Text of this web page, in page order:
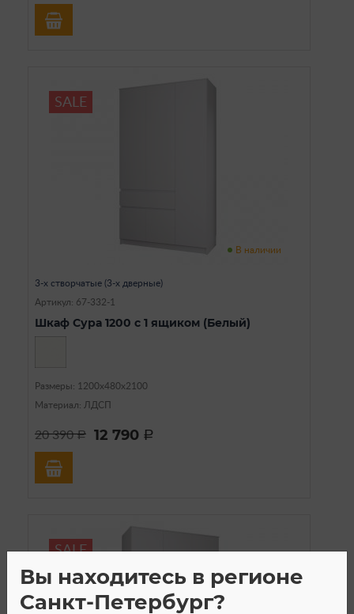
SALE
В наличии
3-х створчатые (3-х дверные)
Артикул: 67-332-1
Шкаф Сура 1200 с 1 ящиком (Белый)
Размеры: 1200х480х2100
Материал: ЛДСП
20 390a 12 790 a
SALE
Вы находитесь в регионе
Санкт-Петербург?